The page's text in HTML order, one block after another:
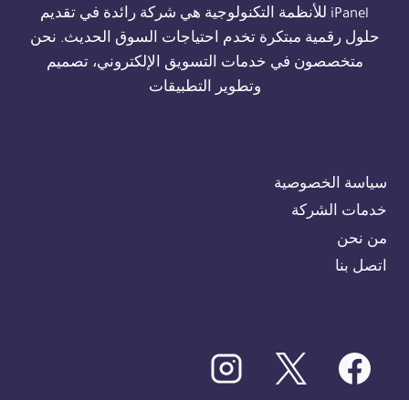
iPanel للأنظمة التكنولوجية هي شركة رائدة في تقديم
حلول رقمية مبتكرة تخدم احتياجات السوق الحديث. نحن
متخصصون في خدمات التسويق الإلكتروني، تصميم
وتطوير التطبيقات
سياسة الخصوصية
خدمات الشركة
من نحن
اتصل بنا